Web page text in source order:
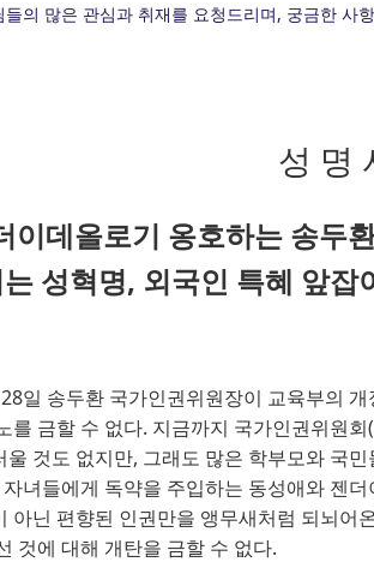
의 많은 관심과 취재를 요청드리며, 궁금한 사
성 명
이데올로기 옹호하는 송두
성혁명, 외국인 특혜 앞
28일 송두환 국가인권위원장이 교육부의
를 금할 수 없다. 지금까지 국가인권위원회(
울 것도 없지만, 그래도 많은 학부모와 국
녀들에게 독약을 주입하는 동성애와 젠
아닌 편향된 인권만을 앵무새처럼 되뇌어
것에 대해 개탄을 금할 수 없다.